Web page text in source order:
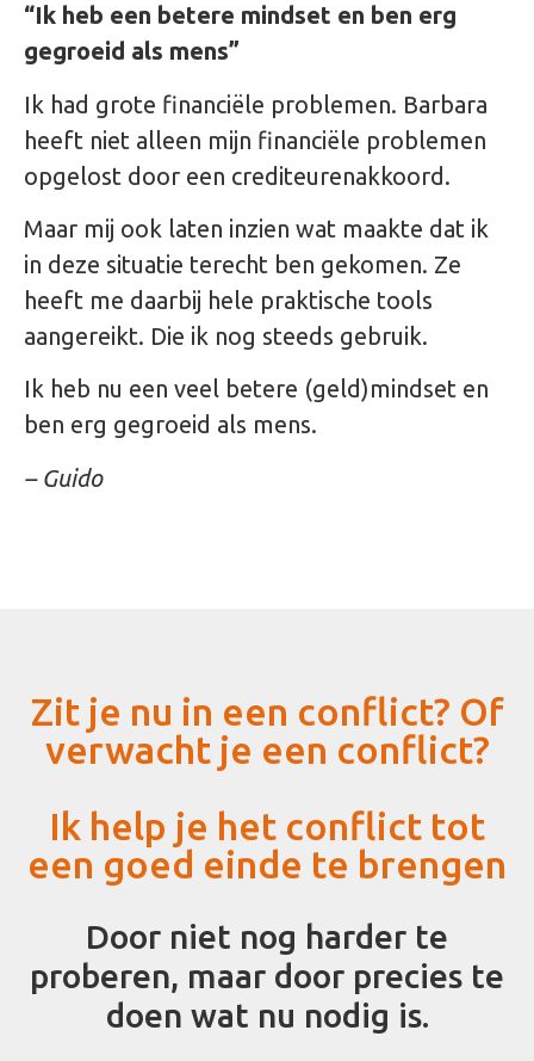
“Ik heb een betere mindset en ben erg
gegroeid als mens”
Ik had grote financiële problemen. Barbara
heeft niet alleen mijn financiële problemen
opgelost door een crediteurenakkoord.
Maar mij ook laten inzien wat maakte dat ik
in deze situatie terecht ben gekomen. Ze
heeft me daarbij hele praktische tools
aangereikt. Die ik nog steeds gebruik.
Ik heb nu een veel betere (geld)mindset en
ben erg gegroeid als mens.
– Guido
Zit je nu in een conflict? Of
verwacht je een conflict?
Ik help je het conflict tot
een goed einde te brengen
Door niet nog harder te
proberen, maar door precies te
doen wat nu nodig is.